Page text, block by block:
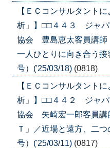
【ＥＣコンサルタント
析」】□□４４３ ジャパ
協会 豊島恵太客員講師
一人ひとりに向き合う
号）('25/03/18) (0818)
【ＥＣコンサルタント
析」】□□４４２ ジャパ
協会 矢崎宏一郎客員講
Ｔ」／近場と遠方、二
号）('25/03/11) (0817)